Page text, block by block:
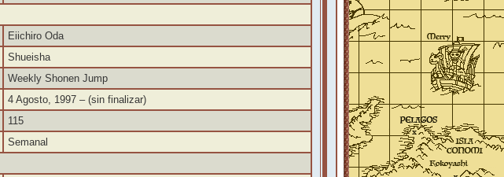
Eiichiro Oda
Shueisha
Weekly Shonen Jump
4 Agosto, 1997 – (sin finalizar)
115
Semanal